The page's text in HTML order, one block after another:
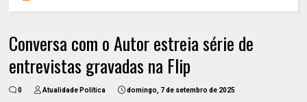
Conversa com o Autor estreia série de
entrevistas gravadas na Flip
0 Atualidade Política domingo, 7 de setembro de 2025